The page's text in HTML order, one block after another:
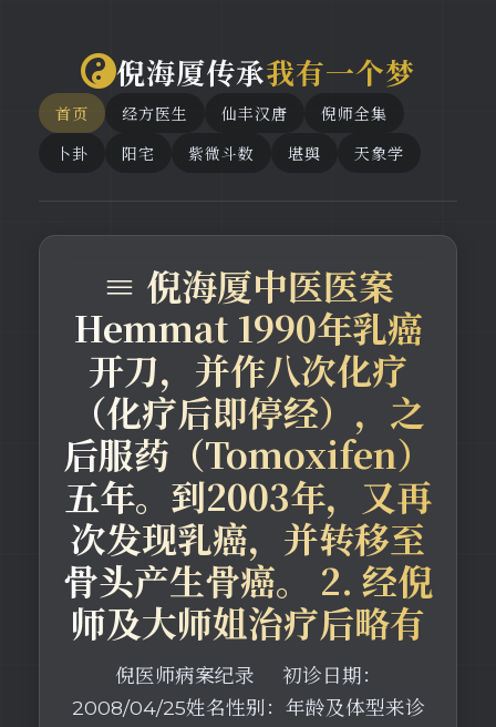
倪海厦传承我有一个梦
首页 经方医生 仙丰汉唐
倪师全集
卜卦
阳宅 紫微斗数 堪舆 天象学
≡ 倪海厦中医医案
Hemmat 1990年乳癌
开刀，并作八次化疗
（化疗后即停经），之
后服药（Tomoxifen）
五年。到2003年，又再
次发现乳癌，并转移至
骨头产生骨癌。 2. 经倪
师及大师姐治疗后略有
倪医师病案纪录 初诊日期：
2008/04/25姓名性别：年龄及体型来诊